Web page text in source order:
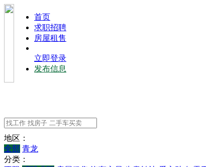
⾸⻚
求职招聘
房屋租售
立即登录
发布信息
地区：
全部 青龙
分类：